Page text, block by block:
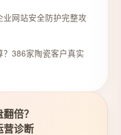
网站安全防护完整攻
386家陶瓷客户真实
倍？
营诊断